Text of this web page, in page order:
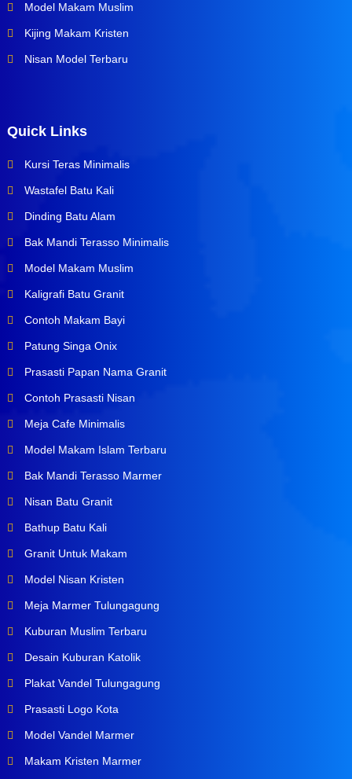
Model Makam Muslim
Kijing Makam Kristen
Nisan Model Terbaru
Quick Links
Kursi Teras Minimalis
Wastafel Batu Kali
Dinding Batu Alam
Bak Mandi Terasso Minimalis
Model Makam Muslim
Kaligrafi Batu Granit
Contoh Makam Bayi
Patung Singa Onix
Prasasti Papan Nama Granit
Contoh Prasasti Nisan
Meja Cafe Minimalis
Model Makam Islam Terbaru
Bak Mandi Terasso Marmer
Nisan Batu Granit
Bathup Batu Kali
Granit Untuk Makam
Model Nisan Kristen
Meja Marmer Tulungagung
Kuburan Muslim Terbaru
Desain Kuburan Katolik
Plakat Vandel Tulungagung
Prasasti Logo Kota
Model Vandel Marmer
Makam Kristen Marmer